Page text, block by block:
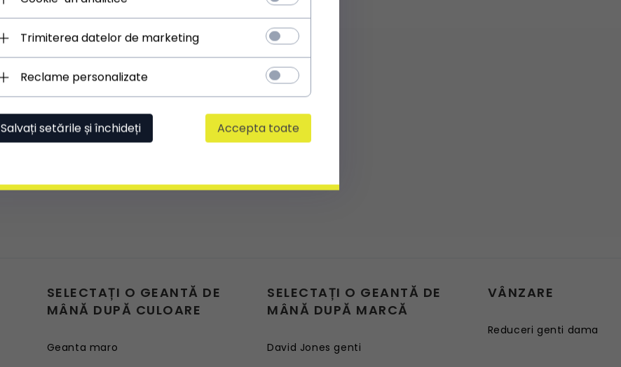
SELECTAȚI O GEANTĂ DE
MÂNĂ DUPĂ CULOARE
Geanta maro
SELECTAȚI O GEANTĂ DE
MÂNĂ DUPĂ MARCĂ
David Jones genti
VÂNZARE
Reduceri genti dama
Trimiterea datelor de marketing
Reclame personalizate
Salvați setările și închideți Accepta toate